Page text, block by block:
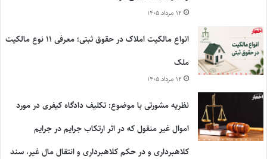
۱۲ مرداد ۱۴۰۵
انواع مالکیت املاک در حقوق ثبتی؛ معرفی ۱۱ نوع مالکیت
ملک
۱۲ مرداد ۱۴۰۵
نظریه مشورتی با موضوع: تکلیف دادگاه کیفری در مورد
اموال غیر منقول که در اثر ارتکاب جرایم در جرایم
کلاهبرداری و در حکم کلاهبرداری و انتقال مال غیر، سند